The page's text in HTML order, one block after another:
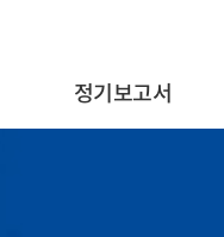
정기보고서